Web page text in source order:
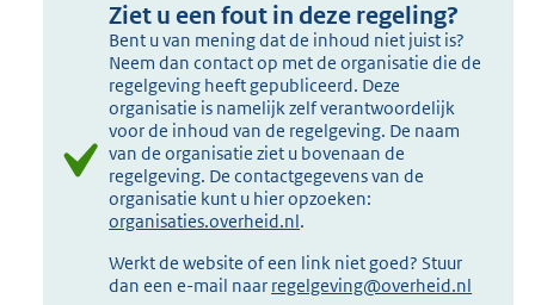
Ziet u een fout in deze regeling?
Bent u van mening dat de inhoud niet juist is?
Neem dan contact op met de organisatie die de
regelgeving heeft gepubliceerd. Deze
organisatie is namelijk zelf verantwoordelijk
voor de inhoud van de regelgeving. De naam
van de organisatie ziet u bovenaan de
regelgeving. De contactgegevens van de
organisatie kunt u hier opzoeken:
organisaties.overheid.nl.
Werkt de website of een link niet goed? Stuur
dan een e-mail naar regelgeving@overheid.nl